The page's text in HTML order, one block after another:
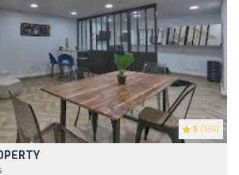
5 (134)